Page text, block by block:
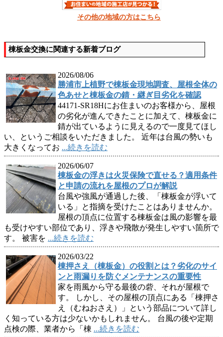
その他の地域の方はこちら
棟板金交換に関連する新着ブログ
2026/08/06
勝浦市上植野で棟板金現地調査、屋根全体の
色あせと棟板金の錆・継ぎ目劣化を確認
44171-SR18Hにお住まいのお客様から、屋根
の劣化が進んできたことに加えて、棟板金に
錆が出ているように見えるので一度見てほし
い、というご相談をいただきました。 近年は台風の勢いも
大きくなってお ...続きを読む
2026/06/07
棟板金の浮きは火災保険で直せる？適用条件
と申請の流れを屋根のプロが解説
台風や強風が通過した後、「棟板金が浮いて
いる」と指摘を受けたことはありませんか。
屋根の頂点に位置する棟板金は風の影響を最
も受けやすい部位であり、浮きや飛散が発生しやすい箇所で
す。 被害を ...続きを読む
2026/03/22
棟押さえ（棟板金）の役割とは？劣化のサイ
ンと雨漏りを防ぐメンテナンスの重要性
家を雨風から守る最後の砦、それが屋根で
す。 しかし、その屋根の頂点にある「棟押さ
え（むねおさえ）」という部品について詳し
く知っている方は少ないかもしれません。 台風の後や定期
点検の際、業者から「棟 ...続きを読む